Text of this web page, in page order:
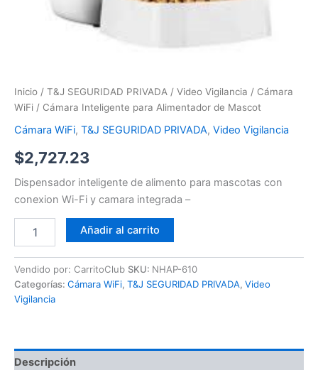
Inicio / T&J SEGURIDAD PRIVADA / Video Vigilancia / Cámara
WiFi / Cámara Inteligente para Alimentador de Mascot
Cámara WiFi, T&J SEGURIDAD PRIVADA, Video Vigilancia
$2,727.23
Dispensador inteligente de alimento para mascotas con
conexion Wi-Fi y camara integrada –
Añadir al carrito
Vendido por: CarritoClub SKU: NHAP-610
Categorías: Cámara WiFi, T&J SEGURIDAD PRIVADA, Video
Vigilancia
Descripción